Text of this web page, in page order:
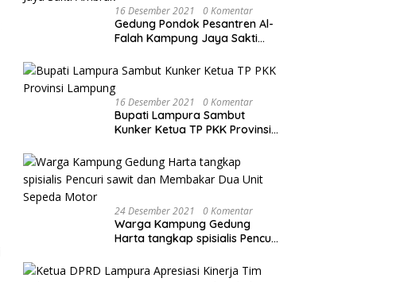
16 Desember 2021 0 Komentar
Gedung Pondok Pesantren Al-
Falah Kampung Jaya Sakti
16 Desember 2021 0 Komentar
Bupati Lampura Sambut
Kunker Ketua TP PKK Provinsi
24 Desember 2021 0 Komentar
Warga Kampung Gedung
Harta tangkap spisialis Pencuri
Sepeda Motor